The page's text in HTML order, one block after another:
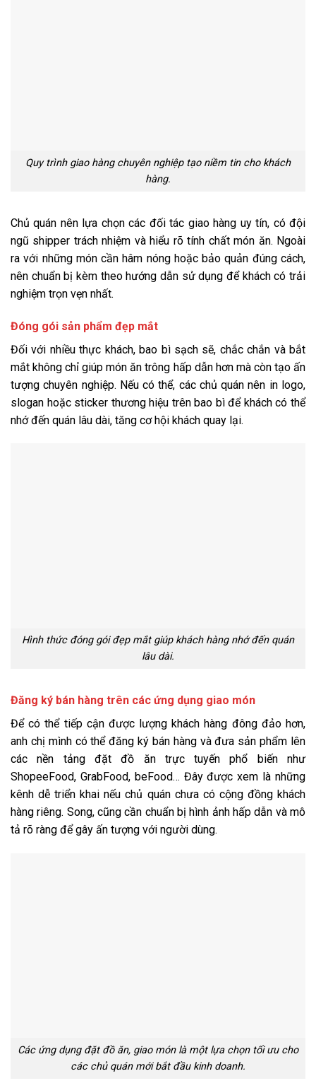
Quy trình giao hàng chuyên nghiệp tạo niềm tin cho khách
hàng.
Chủ quán nên lựa chọn các đối tác giao hàng uy tín, có đội
ngũ shipper trách nhiệm và hiểu rõ tính chất món ăn. Ngoài
ra với những món cần hâm nóng hoặc bảo quản đúng cách,
nên chuẩn bị kèm theo hướng dẫn sử dụng để khách có trải
nghiệm trọn vẹn nhất.
Đóng gói sản phẩm đẹp mắt
Đối với nhiều thực khách, bao bì sạch sẽ, chắc chắn và bắt
mắt không chỉ giúp món ăn trông hấp dẫn hơn mà còn tạo ấn
tượng chuyên nghiệp. Nếu có thể, các chủ quán nên in logo,
slogan hoặc sticker thương hiệu trên bao bì để khách có thể
nhớ đến quán lâu dài, tăng cơ hội khách quay lại.
Hình thức đóng gói đẹp mắt giúp khách hàng nhớ đến quán
lâu dài.
Đăng ký bán hàng trên các ứng dụng giao món
Để có thể tiếp cận được lượng khách hàng đông đảo hơn,
anh chị mình có thể đăng ký bán hàng và đưa sản phẩm lên
các nền tảng đặt đồ ăn trực tuyến phổ biến như
ShopeeFood, GrabFood, beFood… Đây được xem là những
kênh dễ triển khai nếu chủ quán chưa có cộng đồng khách
hàng riêng. Song, cũng cần chuẩn bị hình ảnh hấp dẫn và mô
tả rõ ràng để gây ấn tượng với người dùng.
Các ứng dụng đặt đồ ăn, giao món là một lựa chọn tối ưu cho
các chủ quán mới bắt đầu kinh doanh.